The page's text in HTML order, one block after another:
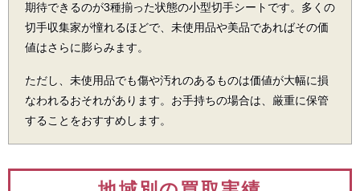
期待できるのが3種揃った状態の小型切手シートです。多くの
切手収集家が憧れるほどで、未使用品や美品であればその価
値はさらに膨らみます。
ただし、未使用品でも傷や汚れのあるものは価値が大幅に損
なわれるおそれがあります。お手持ちの場合は、厳重に保管
することをおすすめします。